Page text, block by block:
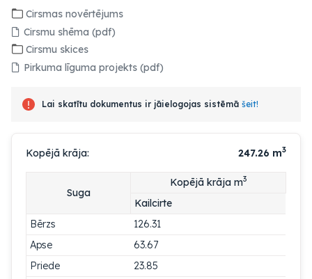
Cirsmas novērtējums
Cirsmu shēma (pdf)
Cirsmu skices
Pirkuma līguma projekts (pdf)
Lai skatītu dokumentus ir jāielogojas sistēmā šeit!
Kopējā krāja: 247.26 m3
Suga
Kopējā krāja m3
Kailcirte
Bērzs
126.31
Apse
63.67
Priede
23.85